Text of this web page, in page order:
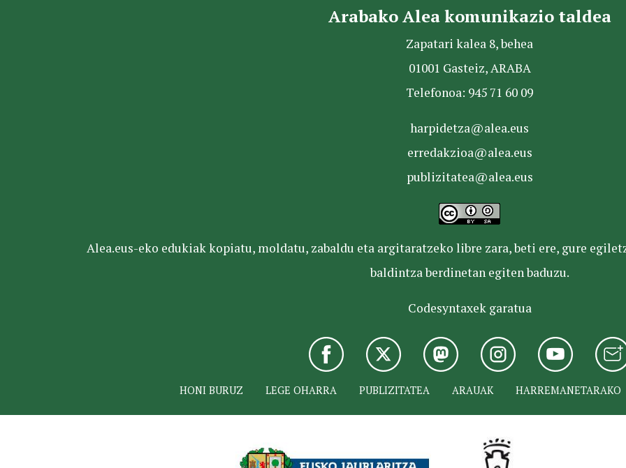
Arabako Alea komunikazio taldea
Zapatari kalea 8, behea
01001 Gasteiz, ARABA
Telefonoa: 945 71 60 09
harpidetza@alea.eus
erredakzioa@alea.eus
publizitatea@alea.eus
Alea.eus-eko edukiak kopiatu, moldatu, zabaldu eta argitaratzeko libre zara, beti ere, gure
baldintza berdinetan egiten baduzu.
Codesyntaxek garatua
HONI BURUZ LEGE OHARRA PUBLIZITATEA ARAUAK HARREMANETARAKO